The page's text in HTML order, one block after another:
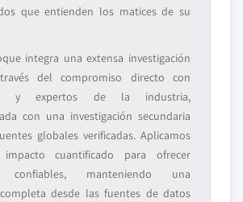
que entienden los matices de su
integra una extensa investigación
del compromiso directo con
y expertos de la industria,
con una investigación secundaria
globales verificadas. Aplicamos
cuantificado para ofrecer
confiables, manteniendo una
desde las fuentes de datos